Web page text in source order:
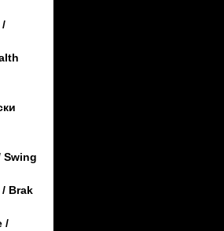
/
Swing
Brak
/